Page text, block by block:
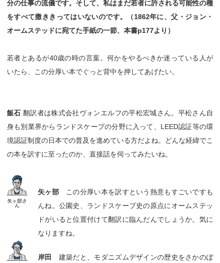
分の仕事の流儀です。そして、私はまだ若者に許される可能性の種
をすべて撒ききってはいないのです。（1862年に、父・ジョン・
オームステッドに宛てた手紙の一節、本書p177より）
若者とあるが40歳の時の言葉。何かをやるべきか迷っている人が
いたら、この分厚い本でぐっと背中を押してあげたい。
飯石 翻訳者は株式会社ヴォンエルフの平松宏城さん。平松さん自
身も別業界からランドスケープの分野に入って、LEED認証等の環
境認証制度の日本での普及を進めている方だよね。どんな経緯でこ
の本を訳すに至ったのか、直接話を伺ってみたいね。
矢ヶ部さ
ん
矢ヶ部この分厚い本を訳すという熱意もすごいですも
んね。公園史、ランドスケープ史の原点にオームステッ
ドがいると位置付けて翻訳に臨んだんでしょうか。気に
なりますね。
岸田
建築だと、モダニズムデザインの歴史をさかのぼ